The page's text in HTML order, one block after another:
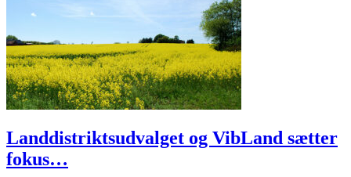
Landdistriktsudvalget og VibLand sætter
fokus…